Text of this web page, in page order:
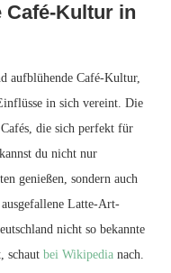
Café-Kultur in
aufblühende Café-Kultur,
in sich vereint. Die
die sich perfekt für
du nicht nur
genießen, sondern auch
Latte-Art-
nicht so bekannte
schaut bei Wikipedia nach.